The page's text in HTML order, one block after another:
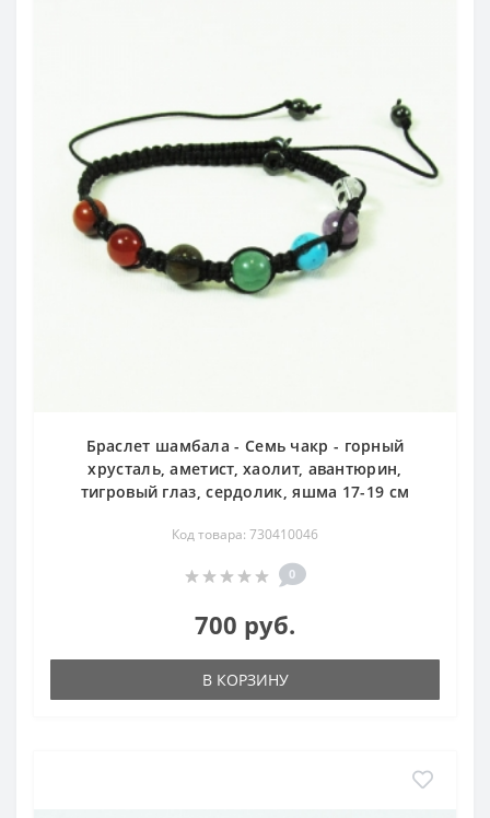
Браслет шамбала - Семь чакр - горный
хрусталь, аметист, хаолит, авантюрин,
тигровый глаз, сердолик, яшма 17-19 см
Код товара: 730410046
0
700 руб.
В КОРЗИНУ